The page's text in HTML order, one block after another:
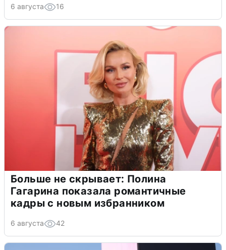
6 августа 16
Больше не скрывает: Полина
Гагарина показала романтичные
кадры с новым избранником
6 августа 42